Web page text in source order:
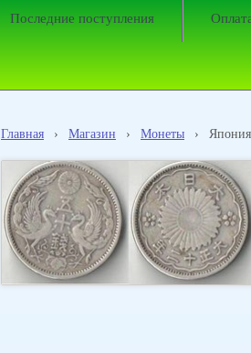
Последние поступления
Главная › Магазин › Монеты ›